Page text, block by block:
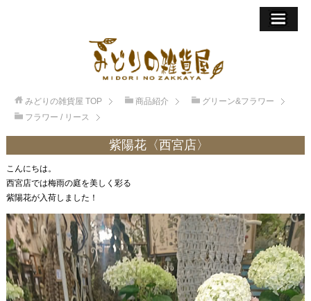
みどりの雑貨屋 TOP 商品紹介
グリーン&フラワー
フラワー / リース
紫陽花〈西宮店〉
こんにちは。
西宮店では梅雨の庭を美しく彩る
紫陽花が入荷しました！